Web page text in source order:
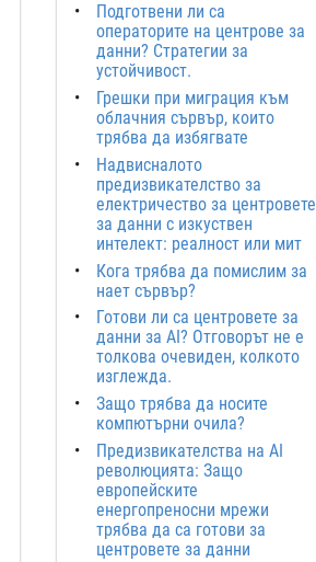
Подготвени ли са
операторите на центрове за
данни? Стратегии за
устойчивост.
Грешки при миграция към
облачния сървър, които
трябва да избягвате
Надвисналото
предизвикателство за
електричество за центровете
за данни с изкуствен
интелект: реалност или мит
Кога трябва да помислим за
нает сървър?
Готови ли са центровете за
данни за AI? Отговорът не е
толкова очевиден, колкото
изглежда.
Защо трябва да носите
компютърни очила?
Предизвикателства на AI
революцията: Защо
европейските
енергопреносни мрежи
трябва да са готови за
центровете за данни